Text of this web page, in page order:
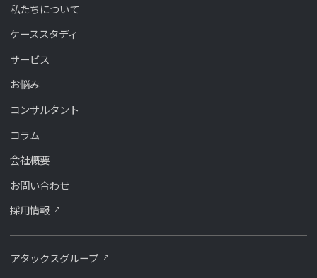
私たちについて
ケーススタディ
サービス
お悩み
コンサルタント
コラム
会社概要
お問い合わせ
採用情報
アタックスグループ